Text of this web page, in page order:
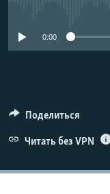
0:00
Поделиться
Читать без VPN